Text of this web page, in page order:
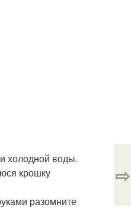
холодной воды.
крошку
разомните
⇨